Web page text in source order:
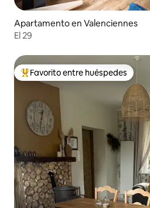
Apartamento en Valenciennes
El 29
Favorito entre huéspedes preferido
Favorito entre huéspedes